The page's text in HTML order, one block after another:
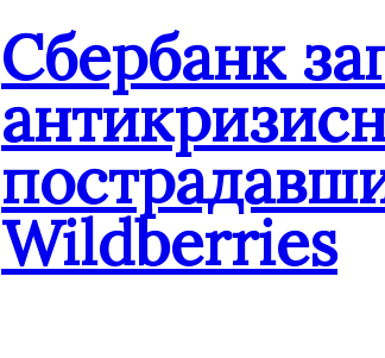
Сбербанк
Wildberries